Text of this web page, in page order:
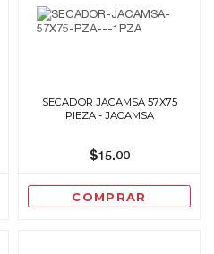
SECADOR JACAMSA 57X75
PIEZA - JACAMSA
$15.00
COMPRAR